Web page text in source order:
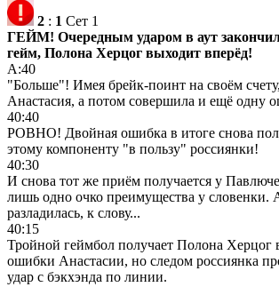
2 : 1 Сет 1
ГЕЙМ! Очередным ударом в аут
гейм, Полона Херцог выходит вперёд!
А:40
"Больше"! Имея брейк-поинт на своём
Анастасия, а потом совершила и ещё одну
40:40
РОВНО! Двойная ошибка в итоге снова
этому компоненту "в пользу" россиянки!
40:30
И снова тот же приём получается у
лишь одно очко преимущества у словенки.
разладилась, к слову...
40:15
Тройной геймбол получает Полона Херцог
ошибки Анастасии, но следом россиянка
удар с бэкхэнда по линии.